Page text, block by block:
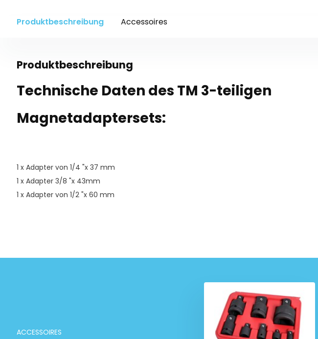
Produktbeschreibung Accessoires
Produktbeschreibung
Technische Daten des TM 3-teiligen
Magnetadaptersets:
1 x Adapter von 1/4 "x 37 mm
1 x Adapter 3/8 "x 43mm
1 x Adapter von 1/2 "x 60 mm
ACCESSOIRES